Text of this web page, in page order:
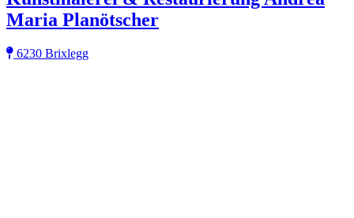
Maria Planötscher
6230 Brixlegg